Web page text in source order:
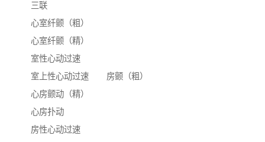
三联
心室纤颤（粗）
心室纤颤（精）
室性心动过速
室上性心动过速	房颤（粗）
心房颤动（精）
心房扑动
房性心动过速